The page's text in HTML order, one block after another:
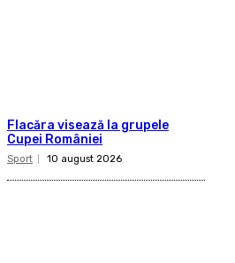
Flacăra visează la grupele
Cupei României
Sport 10 august 2026